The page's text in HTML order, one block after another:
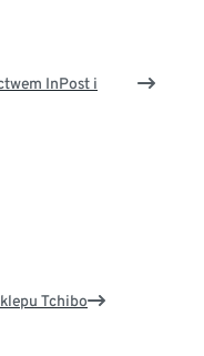
InPost i
Tchibo